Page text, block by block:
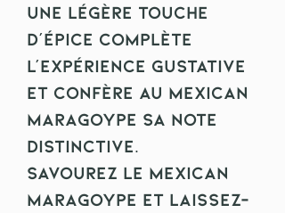
Une légère touche
d'épice complète
l'expérience gustative
et confère au Mexican
Maragoype sa note
distinctive.
Savourez le Mexican
Maragoype et laissez-